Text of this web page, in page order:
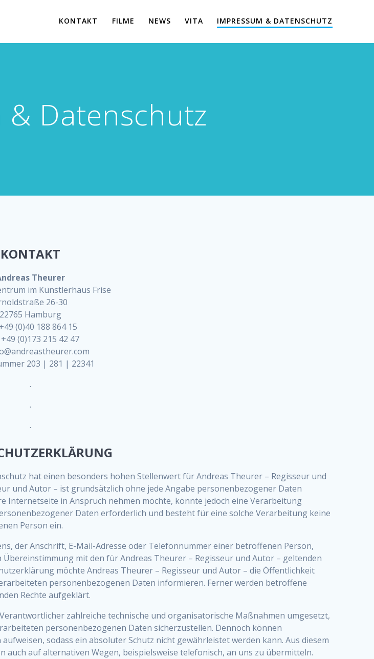
KONTAKT FILME NEWS VITA IMPRESSUM & DATENSCHUTZ
& Datenschutz
KONTAKT
Theurer
im Künstlerhaus Frise
26-30
22765 Hamburg
(0)40 188 864 15
(0)173 215 42 47
203 | 281 | 22341
.
.
.
hat einen besonders hohen Stellenwert für Andreas Theurer – Regisseur und
und Autor – ist grundsätzlich ohne jede Angabe personenbezogener Daten
Internetseite in Anspruch nehmen möchte, könnte jedoch eine Verarbeitung
Daten erforderlich und besteht für eine solche Verarbeitung keine
Person ein.
der Anschrift, E-Mail-Adresse oder Telefonnummer einer betroffenen Person,
mit den für Andreas Theurer – Regisseur und Autor – geltenden
möchte Andreas Theurer – Regisseur und Autor – die Öffentlichkeit
personenbezogenen Daten informieren. Ferner werden betroffene
Rechte aufgeklärt.
zahlreiche technische und organisatorische Maßnahmen umgesetzt,
personenbezogenen Daten sicherzustellen. Dennoch können
sodass ein absoluter Schutz nicht gewährleistet werden kann. Aus diesem
auf alternativen Wegen, beispielsweise telefonisch, an uns zu übermitteln.